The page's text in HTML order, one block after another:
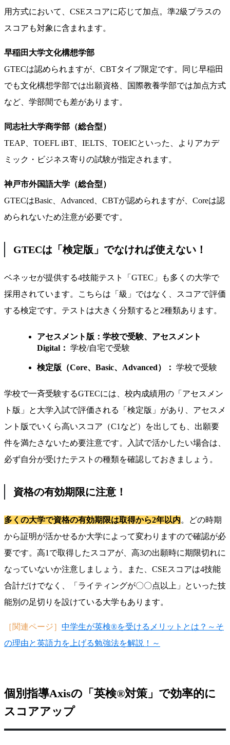
用方式において、CSEスコアに応じて加点。準2級プラスの
スコアも対象に含まれます。
早稲田大学文化構想学部
GTECは認められますが、CBTタイプ限定です。同じ早稲田
でも文化構想学部では出願資格、国際教養学部では加点方式
など、学部間でも差があります。
同志社大学商学部（総合型）
TEAP、TOEFL iBT、IELTS、TOEICといった、よりアカデ
ミック・ビジネス寄りの試験が指定されます。
神戸市外国語大学（総合型）
GTECはBasic、Advanced、CBTが認められますが、Coreは認
められないため注意が必要です。
GTECは「検定版」でなければ使えない！
ベネッセが提供する4技能テスト「GTEC」も多くの大学で
採用されています。こちらは「級」ではなく、スコアで評価
する検定です。テストは大きく分類すると2種類あります。
アセスメント版：学校で受験、アセスメント
Digital： 学校/自宅で受験
検定版（Core、Basic、Advanced）： 学校で受験
学校で一斉受験するGTECには、校内成績用の「アセスメン
ト版」と大学入試で評価される「検定版」があり、アセスメ
ント版でいくら高いスコア（C1など）を出しても、出願要
件を満たさないため要注意です。入試で活かしたい場合は、
必ず自分が受けたテストの種類を確認しておきましょう。
資格の有効期限に注意！
多くの大学で資格の有効期限は取得から2年以内。どの時期
から証明が活かせるか大学によって変わりますので確認が必
要です。高1で取得したスコアが、高3の出願時に期限切れに
なっていないか注意しましょう。また、CSEスコアは4技能
合計だけでなく、「ライティングが〇〇点以上」といった技
能別の足切りを設けている大学もあります。
［関連ページ］ 中学生が英検®を受けるメリットとは？～そ
の理由と英語力を上げる勉強法を解説！～
個別指導Axisの「英検®対策」で効率的に
スコアアップ